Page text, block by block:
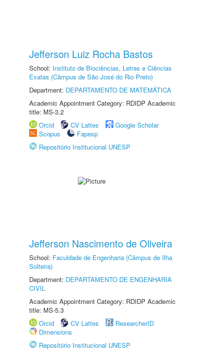
Jefferson Luiz Rocha Bastos
School: Instituto de Biociências, Letras e Ciências
Exatas (Câmpus de São José do Rio Preto)
Department: DEPARTAMENTO DE MATEMÁTICA
Academic Appointment Category: RDIDP Academic
title: MS-3.2
Orcid
CV Lattes
Google Scholar
Scopus
Fapesp
Repositório Institucional UNESP
Jefferson Nascimento de Oliveira
School: Faculdade de Engenharia (Câmpus de Ilha
Solteira)
Department: DEPARTAMENTO DE ENGENHARIA
CIVIL
Academic Appointment Category: RDIDP Academic
title: MS-5.3
Orcid
CV Lattes
ResearcherID
Dimensions
Repositório Institucional UNESP